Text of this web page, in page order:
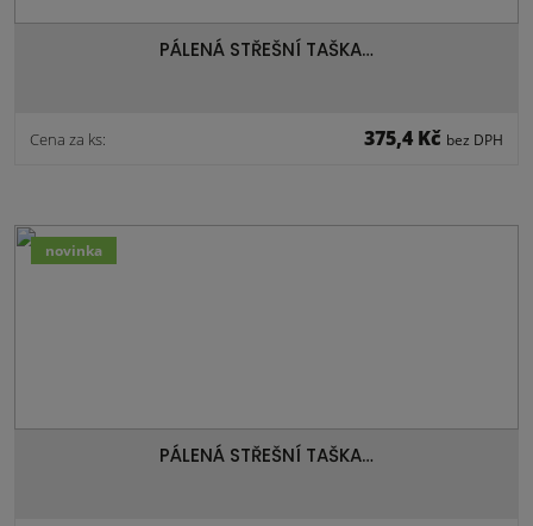
PÁLENÁ STŘEŠNÍ TAŠKA…
Cena za ks: 375,4 Kč bez DPH
PÁLENÁ STŘEŠNÍ TAŠKA…
novinka